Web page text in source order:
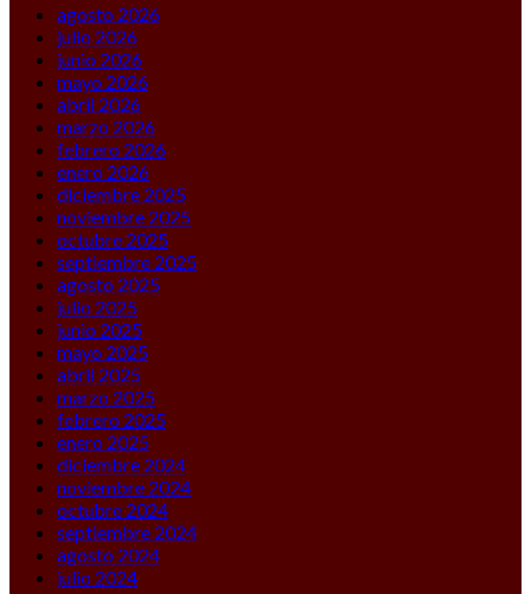
agosto 2026
julio 2026
junio 2026
mayo 2026
abril 2026
marzo 2026
febrero 2026
enero 2026
diciembre 2025
noviembre 2025
octubre 2025
septiembre 2025
agosto 2025
julio 2025
junio 2025
mayo 2025
abril 2025
marzo 2025
febrero 2025
enero 2025
diciembre 2024
noviembre 2024
octubre 2024
septiembre 2024
agosto 2024
julio 2024